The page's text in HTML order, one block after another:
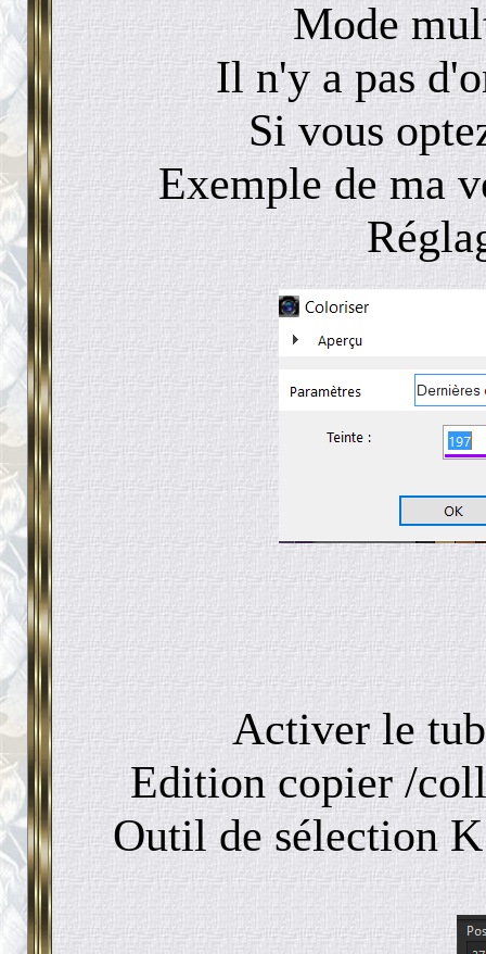
Mode
Il n'y a pas
Si vous
Exemple de ma
Activer le
Edition copier /
Outil de sélection